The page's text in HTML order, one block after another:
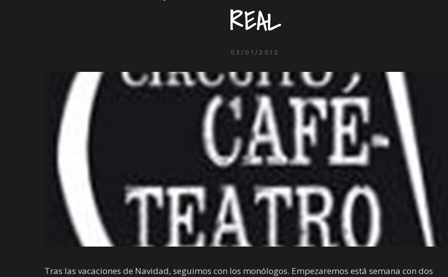
REAL
03/01/2012
Tras las vacaciones de Navidad, seguimos con los monólogos. Empezaremos está semana con dos